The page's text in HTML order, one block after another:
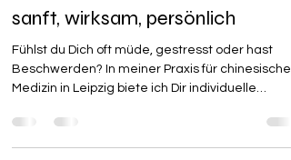
Chinesische Kräutermedizin—
sanft, wirksam, persönlich
Fühlst du Dich oft müde, gestresst oder hast
Beschwerden? In meiner Praxis für chinesische
Lösungen für: Chronische Erschöpfung
Schmerztherapie & Migräne Frauen - &